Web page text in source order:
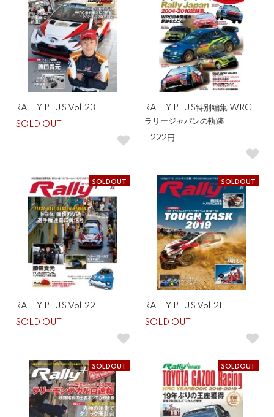
RALLY PLUS Vol.23
SOLD OUT
RALLY PLUS特別編集 WRC
ラリージャパンの軌跡
1,222円
SOLDOUT
RALLY PLUS Vol.22
SOLD OUT
SOLDOUT
RALLY PLUS Vol.21
SOLD OUT
SOLDOUT SOLDOUT